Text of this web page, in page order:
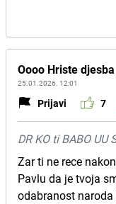
Oooo Hriste djesba
25.01.2026. 12:01
Prijavi 7
DR KO ti BABO UU
Zar ti ne rece
Pavlu da je tvoja
odabranost